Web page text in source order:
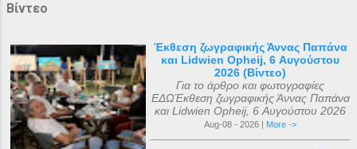
Βίντεο
Έκθεση ζωγραφικής Άννας Παπάνα
και Lidwien Opheij, 6 Αυγούστου
2026 (Βίντεο)
Για το άρθρο και φωτογραφίες
ΕΔΩΈκθεση ζωγραφικής Άννας Παπάνα
και Lidwien Opheij, 6 Αυγούστου 2026
Aug-08 - 2026 | More ->